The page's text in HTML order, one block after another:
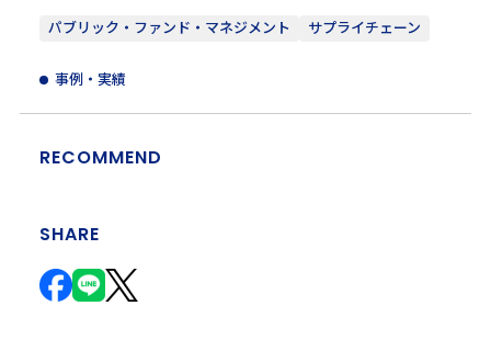
パブリック・ファンド・マネジメント サプライチェーン
事例・実績
RECOMMEND
SHARE